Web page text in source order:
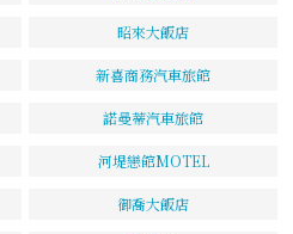
昭來大飯店
新喜商務汽車旅館
諾曼蒂汽車旅館
河堤戀館MOTEL
御喬大飯店